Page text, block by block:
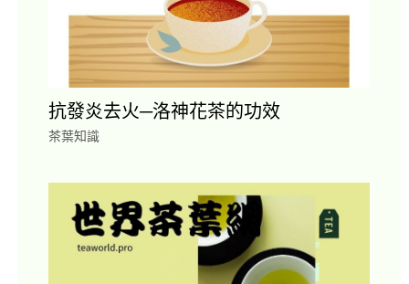
抗發炎去火─洛神花茶的功效
茶葉知識